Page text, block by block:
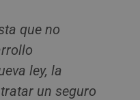
que no
ley, la
un seguro